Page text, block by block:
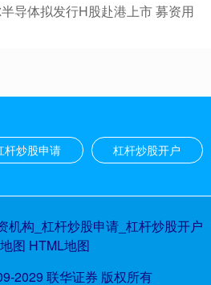
导体拟发行H股赴港上市 募资用
杆炒股申请 杠杆炒股开户
机构_杠杆炒股申请_杠杆炒股开户
图 HTML地图
2029 联华证券 版权所有